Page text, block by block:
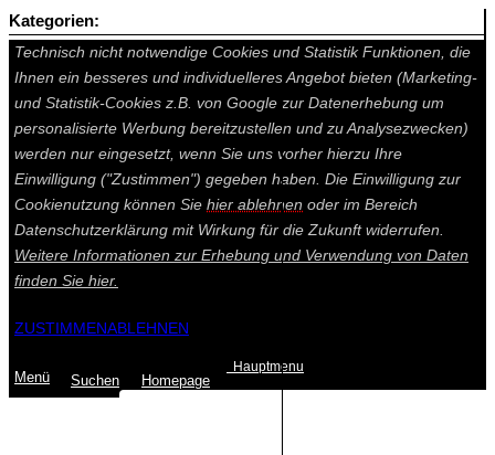
Auf dieser Seite werden technisch notwendige Cookies gesetzt.
Technisch nicht notwendige Cookies und Statistik Funktionen, die
Ihnen ein besseres und individuelleres Angebot bieten (Marketing-
und Statistik-Cookies z.B. von Google zur Datenerhebung um
personalisierte Werbung bereitzustellen und zu Analysezwecken)
werden nur eingesetzt, wenn Sie uns vorher hierzu Ihre
Einwilligung ("Zustimmen") gegeben haben. Die Einwilligung zur
Cookienutzung können Sie hier ablehnen oder im Bereich
Datenschutzerklärung mit Wirkung für die Zukunft widerrufen.
Weitere Informationen zur Erhebung und Verwendung von Daten
finden Sie hier.
ZUSTIMMENABLEHNEN
Menü Suchen Homepage
Hauptmenu
Kategorien: